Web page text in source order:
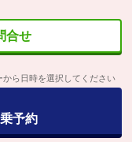
合せ
から日時を選択してください
予約